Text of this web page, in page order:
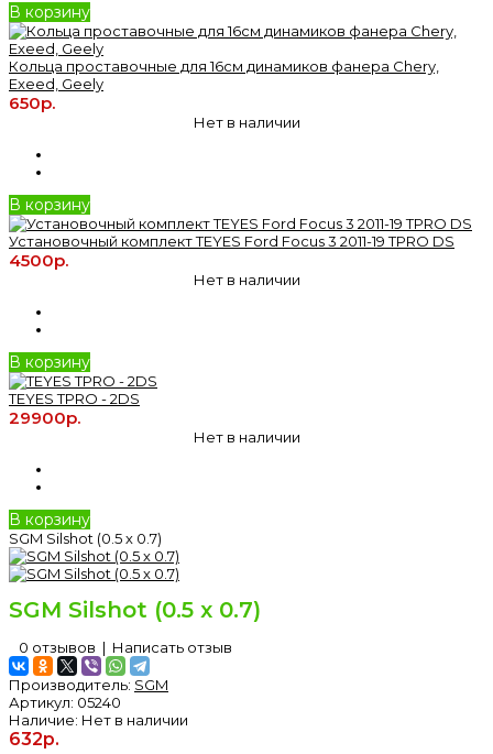
В корзину
Кольца проставочные для 16см динамиков фанера Chery,
Exeed, Geely
650р.
Нет в наличии
В корзину
Установочный комплект TEYES Ford Focus 3 2011-19 TPRO DS
4500р.
Нет в наличии
В корзину
TEYES TPRO - 2DS
29900р.
Нет в наличии
В корзину
SGM Silshot (0.5 х 0.7)
SGM Silshot (0.5 х 0.7)
0 отзывов | Написать отзыв
Производитель: SGM
Артикул: 05240
Наличие: Нет в наличии
632р.